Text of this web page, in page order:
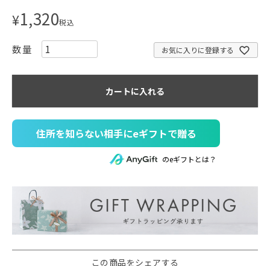
¥1,320税込
お気に入りに登録する
カートに入れる
住所を知らない相手にeギフトで贈る
のeギフトとは？
この商品をシェアする